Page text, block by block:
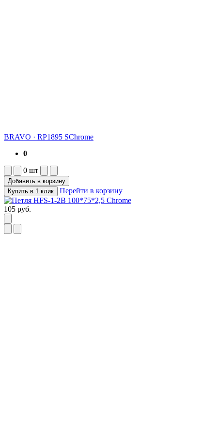
BRAVO · RP1895 SChrome
0
0 шт
Добавить в корзину
Купить в 1 клик
Перейти в корзину
105 руб.